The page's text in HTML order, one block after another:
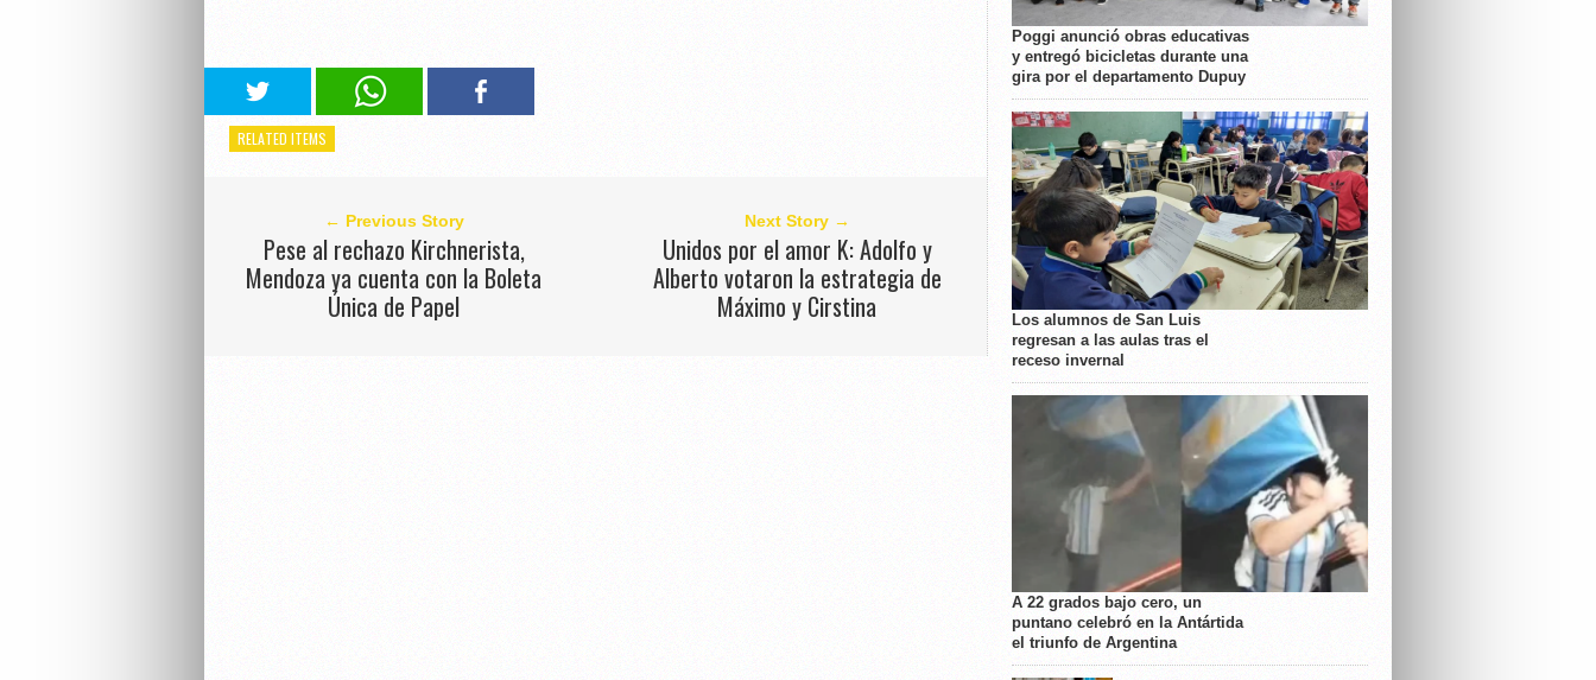
RELATED ITEMS
← Previous Story
Pese al rechazo Kirchnerista,
Mendoza ya cuenta con la Boleta
Única de Papel
Next Story →
Unidos por el amor K: Adolfo y
Alberto votaron la estrategia de
Máximo y Cirstina
Poggi anunció obras educativas
y entregó bicicletas durante una
gira por el departamento Dupuy
Los alumnos de San Luis
regresan a las aulas tras el
receso invernal
A 22 grados bajo cero, un
puntano celebró en la Antártida
el triunfo de Argentina